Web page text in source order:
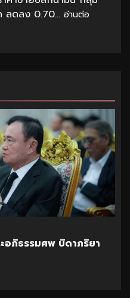
ลดลง 0.70... อ่านต่อ
ภิธรรมศพ บิดาภริยา